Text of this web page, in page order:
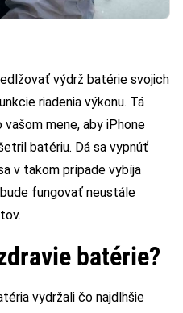
výdrž batérie svojich
riadenia výkonu. Tá
mene, aby iPhone
batériu. Dá sa vypnúť
v takom prípade vybíja
fungovať neustále
batérie?
vydržali čo najdlhšie